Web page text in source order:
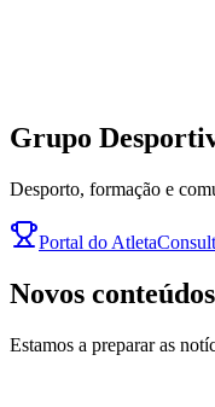
Grupo
Desporto, formação e
Portal do Atleta
Novos
Estamos a preparar as